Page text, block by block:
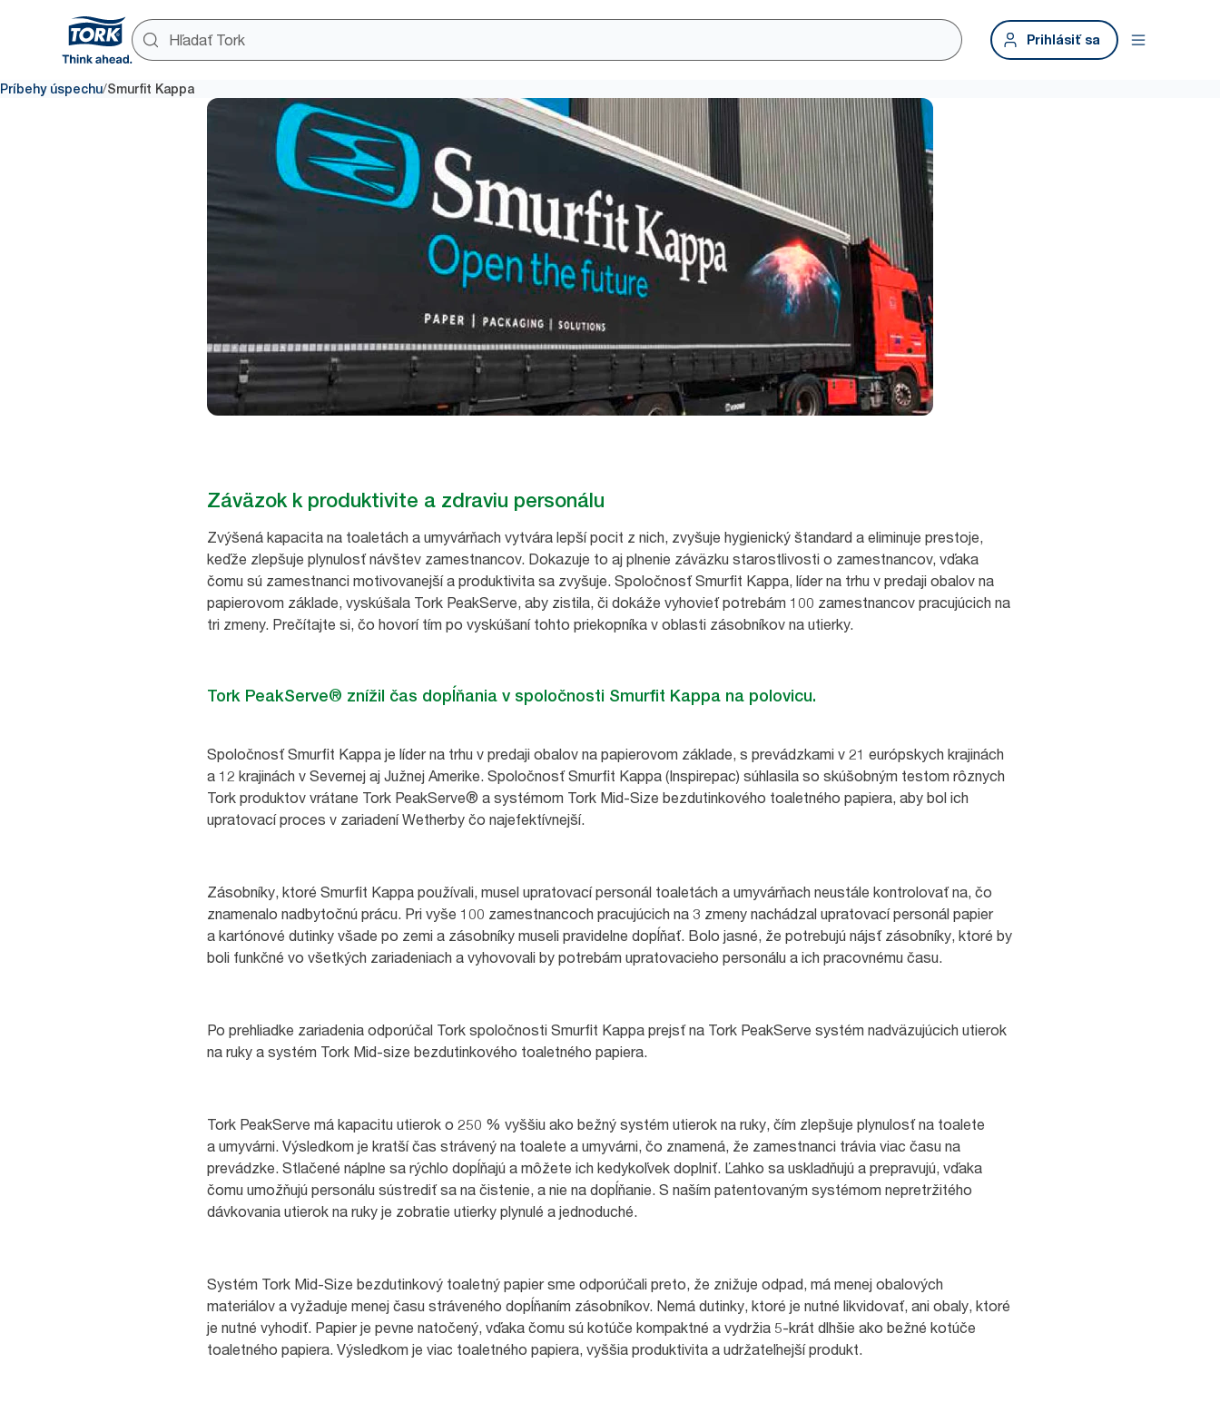
Prihlásiť sa
Príbehy úspechu/Smurfit Kappa
Záväzok k produktivite a zdraviu personálu
Zvýšená kapacita na toaletách a umyvárňach vytvára lepší pocit z nich, zvyšuje hygienický štandard a eliminuje prestoje,
keďže zlepšuje plynulosť návštev zamestnancov. Dokazuje to aj plnenie záväzku starostlivosti o zamestnancov, vďaka
čomu sú zamestnanci motivovanejší a produktivita sa zvyšuje. Spoločnosť Smurfit Kappa, líder na trhu v predaji obalov na
papierovom základe, vyskúšala Tork PeakServe, aby zistila, či dokáže vyhovieť potrebám 100 zamestnancov pracujúcich na
tri zmeny. Prečítajte si, čo hovorí tím po vyskúšaní tohto priekopníka v oblasti zásobníkov na utierky.
Tork PeakServe® znížil čas dopĺňania v spoločnosti Smurfit Kappa na polovicu.
Spoločnosť Smurfit Kappa je líder na trhu v predaji obalov na papierovom základe, s prevádzkami v 21 európskych krajinách
a 12 krajinách v Severnej aj Južnej Amerike. Spoločnosť Smurfit Kappa (Inspirepac) súhlasila so skúšobným testom rôznych
Tork produktov vrátane Tork PeakServe® a systémom Tork Mid-Size bezdutinkového toaletného papiera, aby bol ich
upratovací proces v zariadení Wetherby čo najefektívnejší.
Zásobníky, ktoré Smurfit Kappa používali, musel upratovací personál toaletách a umyvárňach neustále kontrolovať na, čo
znamenalo nadbytočnú prácu. Pri vyše 100 zamestnancoch pracujúcich na 3 zmeny nachádzal upratovací personál papier
a kartónové dutinky všade po zemi a zásobníky museli pravidelne dopĺňať. Bolo jasné, že potrebujú nájsť zásobníky, ktoré by
boli funkčné vo všetkých zariadeniach a vyhovovali by potrebám upratovacieho personálu a ich pracovnému času.
Po prehliadke zariadenia odporúčal Tork spoločnosti Smurfit Kappa prejsť na Tork PeakServe systém nadväzujúcich utierok
na ruky a systém Tork Mid-size bezdutinkového toaletného papiera.
Tork PeakServe má kapacitu utierok o 250 % vyššiu ako bežný systém utierok na ruky, čím zlepšuje plynulosť na toalete
a umyvárni. Výsledkom je kratší čas strávený na toalete a umyvárni, čo znamená, že zamestnanci trávia viac času na
prevádzke. Stlačené náplne sa rýchlo dopĺňajú a môžete ich kedykoľvek doplniť. Ľahko sa uskladňujú a prepravujú, vďaka
čomu umožňujú personálu sústrediť sa na čistenie, a nie na dopĺňanie. S naším patentovaným systémom nepretržitého
dávkovania utierok na ruky je zobratie utierky plynulé a jednoduché.
Systém Tork Mid-Size bezdutinkový toaletný papier sme odporúčali preto, že znižuje odpad, má menej obalových
materiálov a vyžaduje menej času stráveného dopĺňaním zásobníkov. Nemá dutinky, ktoré je nutné likvidovať, ani obaly, ktoré
je nutné vyhodiť. Papier je pevne natočený, vďaka čomu sú kotúče kompaktné a vydržia 5-krát dlhšie ako bežné kotúče
toaletného papiera. Výsledkom je viac toaletného papiera, vyššia produktivita a udržateľnejší produkt.